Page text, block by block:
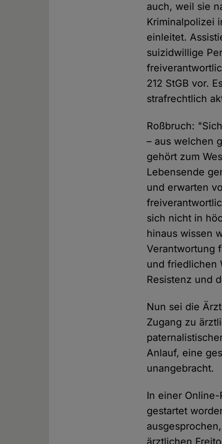
auch, weil sie
Kriminalpolizei
einleitet.
suizidwillige
212 StGB vor.
strafrechtlich
Roßbruch:
– aus welchen
gehört zum
Lebensende
und erwarten
sich nicht in
hinaus wissen
Verantwortung
und friedlichen
Resistenz und
Nun sei die
Zugang zu
Anlauf, eine
unangebracht.
In einer
gestartet